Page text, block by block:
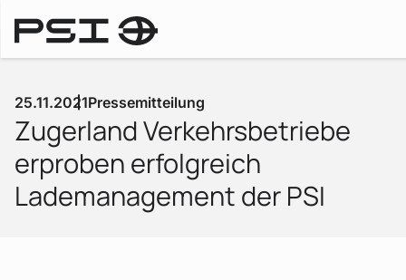
25.11.2021Pressemitteilung
Zugerland Verkehrsbetriebe
erproben erfolgreich
Lademanagement der PSI